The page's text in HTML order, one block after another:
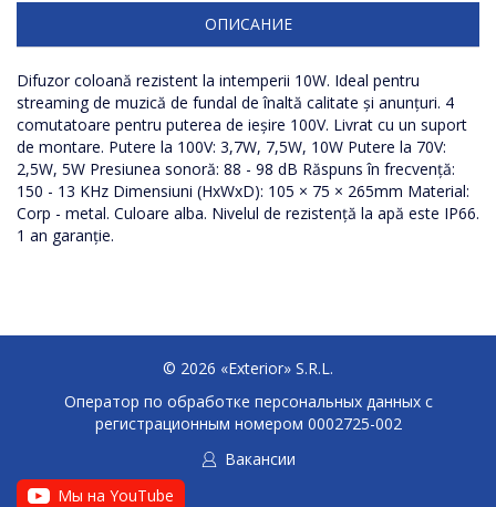
ОПИСАНИЕ
Difuzor coloană rezistent la intemperii 10W. Ideal pentru
streaming de muzică de fundal de înaltă calitate și anunțuri. 4
comutatoare pentru puterea de ieșire 100V. Livrat cu un suport
de montare. Putere la 100V: 3,7W, 7,5W, 10W Putere la 70V:
2,5W, 5W Presiunea sonoră: 88 - 98 dB Răspuns în frecvență:
150 - 13 KHz Dimensiuni (HxWxD): 105 × 75 × 265mm Material:
Corp - metal. Culoare alba. Nivelul de rezistență la apă este IP66.
1 an garanție.
© 2026 «Exterior» S.R.L.
Оператор по обработке персональных данных c
регистрационным номером 0002725-002
Вакансии
Мы на YouTube